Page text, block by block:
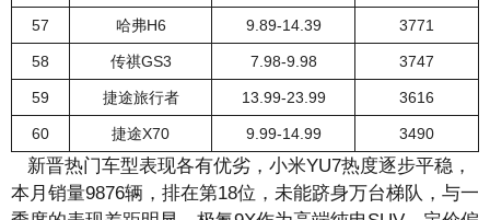
57 哈弗H6 9.89-14.39 3771
58 传祺GS3 7.98-9.98 3747
59 捷途旅行者 13.99-23.99 3616
60 捷途X70 9.99-14.99 3490
新晋热门车型表现各有优劣，小米YU7热度逐步平稳，
本月销量9876辆，排在第18位，未能跻身万台梯队，与一